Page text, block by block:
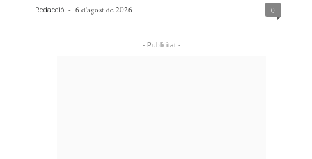
Redacció - 6 d'agost de 2026 0
- Publicitat -